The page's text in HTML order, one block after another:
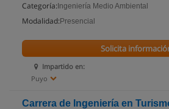
Categoría: Ingeniería Medio Ambiental
Modalidad: Presencial
Impartido en:
Puyo
Solicita
Carrera de Ingeniería en